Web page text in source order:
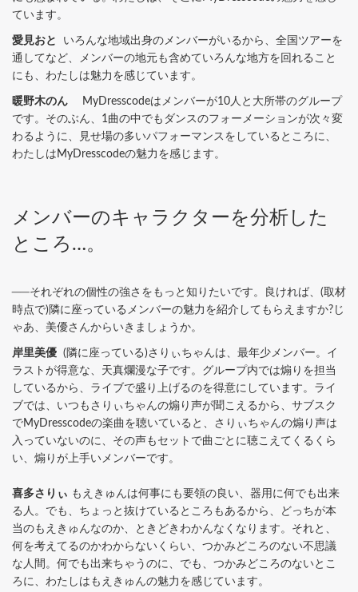
ています。
愛見おと
いろんな地域出身のメンバーがいるから、全国ツアーを
通してなど、メンバーの地元も含めていろんな地方を回れること
にも、わたしは魅力を感じています。
暖野木のん MyDresscodeはメンバーが10人と大所帯のグループ
です。そのぶん、1曲の中でもダンスのフォーメーションが次々変
わるように、見せ場の多いパフォーマンスをしているところに、
わたしはMyDresscodeの魅力を感じます。
メンバーのキャラクターを分析した
ところ…。
──それぞれの個性の強さをもっと知りたいです。良ければ、(取材
時点で)隣に座っているメンバーの魅力を紹介してもらえますか?じ
ゃあ、美優さんからいきましょうか。
岸里美優 (隣に座っている)さりぃちゃんは、最年少メンバー。イ
ラストが得意な、天真爛漫な子です。グループ内では煽りを担当
しているから、ライブで盛り上げるのを得意にしています。ライ
ブでは、いつもさりぃちゃんの煽り声が聞こえるから、サブスク
でMyDresscodeの楽曲を聴いていると、さりぃちゃんの煽り声は
入っていないのに、その声もセットで曲ごとに聴こえてくるくら
い、煽りが上手いメンバーです。
喜多さりぃ もえきゅんは何事にも要領の良い、器用に何でも出来
る人。でも、ちょっと抜けているところもあるから、どっちが本
当のもえきゅんなのか、ときどきわかんなくなります。それと、
何を考えてるのかわからないくらい、つかみどころのない不思議
な人間。何でも出来ちゃうのに、でも、つかみどころのないとこ
ろに、わたしはもえきゅんの魅力を感じています。